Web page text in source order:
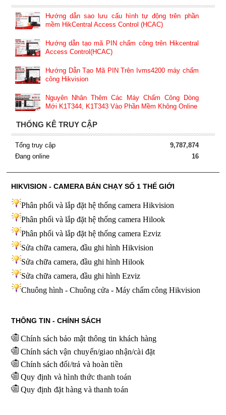
Hướng dẫn sao lưu cấu hình tự động trên phần
mềm HikCentral Access Control (HCAC)
Hướng dẫn tạo mã PIN chấm công trên Hikcentral
Access Control(HCAC)
Hướng Dẫn Tạo Mã PIN Trên Ivms4200 máy chấm
công Hikvision
Nguyên Nhân Thêm Các Máy Chấm Công Dòng
Mới K1T344, K1T343 Vào Phần Mềm Không Online
THỐNG KÊ TRUY CẬP
Tổng truy cập
9,787,874
Đang online
16
HIKVISION - CAMERA BÁN CHẠY SỐ 1 THẾ GIỚI
Phân phối và lắp đặt hệ thống camera Hikvision
Phân phối và lắp đặt hệ thống camera Hilook
Phân phối và lắp đặt hệ thống camera Ezviz
Sửa chữa camera, đầu ghi hình Hikvision
Sửa chữa camera, đầu ghi hình Hilook
Sửa chữa camera, đầu ghi hình Ezviz
Chuông hình - Chuông cửa - Máy chấm công Hikvision
THÔNG TIN - CHÍNH SÁCH
Chính sách bảo mật thông tin khách hàng
Chính sách vận chuyển/giao nhận/cài đặt
Chính sách đổi/trả và hoàn tiền
Quy định và hình thức thanh toán
Quy định đặt hàng và thanh toán